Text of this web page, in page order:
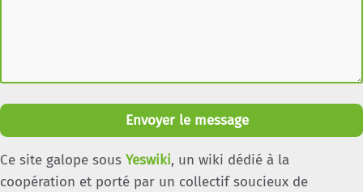
Envoyer le message
Ce site galope sous Yeswiki, un wiki dédié à la
coopération et porté par un collectif soucieux de